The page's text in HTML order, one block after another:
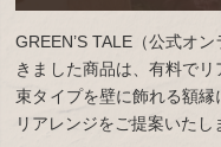
GREEN’S TALE（公式オ
きました商品は、有料で
束タイプを壁に飾れる額
リアレンジをご提案いたし